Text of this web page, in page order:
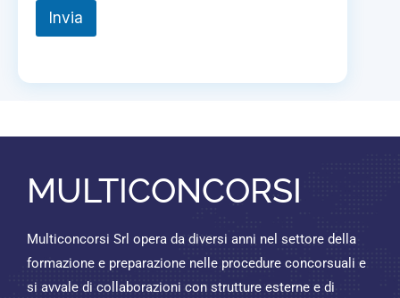
Invia
MULTICONCORSI
Multiconcorsi Srl opera da diversi anni nel settore della
formazione e preparazione nelle procedure concorsuali e
si avvale di collaborazioni con strutture esterne e di